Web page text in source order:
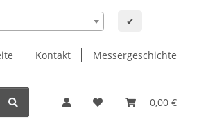
✔
Kontakt Messergeschichte
0,00 €